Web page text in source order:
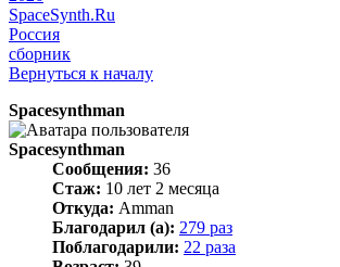
SpaceSynth.Ru
Россия
сборник
Вернуться к началу
Spacesynthman
Spacesynthman
Сообщения: 36
Стаж: 10 лет 2 месяца
Откуда: Amman
Благодарил (а): 279 раз
Поблагодарили: 22 раза